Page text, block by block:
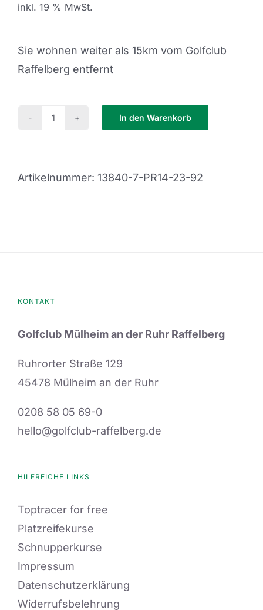
inkl. 19 % MwSt.
Sie wohnen weiter als 15km vom Golfclub
Raffelberg entfernt
Menge
In den Warenkorb
Artikelnummer: 13840-7-PR14-23-92
KONTAKT
Golfclub Mülheim an der Ruhr Raffelberg
Ruhrorter Straße 129
45478 Mülheim an der Ruhr
0208 58 05 69-0
hello@golfclub-raffelberg.de
HILFREICHE LINKS
Toptracer for free
Platzreifekurse
Schnupperkurse
Impressum
Datenschutzerklärung
Widerrufsbelehrung